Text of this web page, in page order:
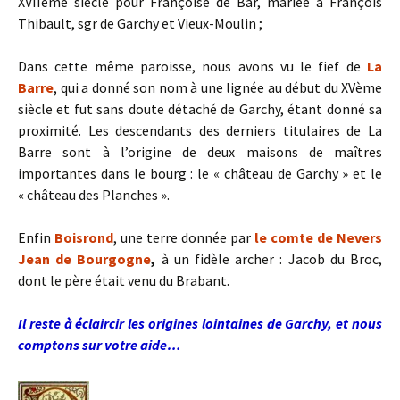
Thibault, sgr de Garchy et Vieux-Moulin ;
Dans cette même paroisse, nous avons vu le fief de La
Barre, qui a donné son nom à une lignée au début du XVème
siècle et fut sans doute détaché de Garchy, étant donné sa
proximité. Les descendants des derniers titulaires de La
Barre sont à l’origine de deux maisons de maîtres
importantes dans le bourg : le « château de Garchy » et le
« château des Planches ».
Enfin Boisrond, une terre donnée par le comte de Nevers
Jean de Bourgogne, à un fidèle archer : Jacob du Broc,
dont le père était venu du Brabant.
Il reste à éclaircir les origines lointaines de Garchy, et nous
comptons sur votre aide…